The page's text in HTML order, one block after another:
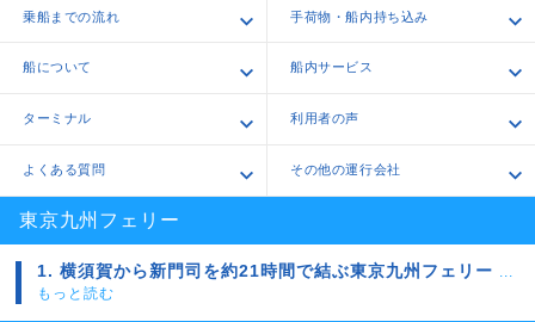
乗船までの流れ 手荷物・船内持ち込み
船について 船内サービス
ターミナル 利用者の声
よくある質問 その他の運行会社
東京九州フェリー
1. 横須賀から新門司を約21時間で結ぶ東京九州フェリー ...
もっと読む